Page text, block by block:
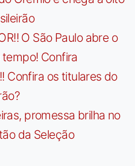
O São Paulo abre o
Confira
Confira os titulares do
promessa brilha no
da Seleção